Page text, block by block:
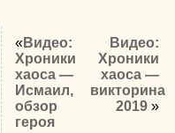
«Видео:
Хроники
хаоса —
Исмаил,
обзор
героя
Видео:
Хроники
хаоса —
викторина
2019 »